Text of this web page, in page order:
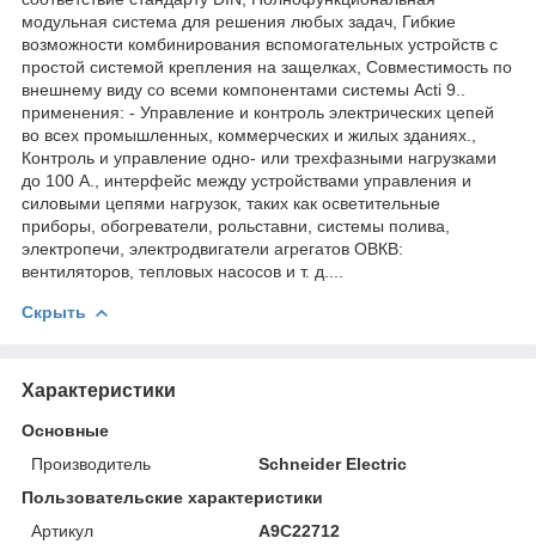
модульная система для решения любых задач, Гибкие
возможности комбинирования вспомогательных устройств с
простой системой крепления на защелках, Совместимость по
внешнему виду со всеми компонентами системы Acti 9..
применения: - Управление и контроль электрических цепей
во всех промышленных, коммерческих и жилых зданиях.,
Контроль и управление одно- или трехфазными нагрузками
до 100 А., интерфейс между устройствами управления и
силовыми цепями нагрузок, таких как осветительные
приборы, обогреватели, рольставни, системы полива,
электропечи, электродвигатели агрегатов ОВКВ:
вентиляторов, тепловых насосов и т. д....
Скрыть
Характеристики
Основные
Производитель
Schneider Electric
Пользовательские характеристики
Артикул
A9C22712